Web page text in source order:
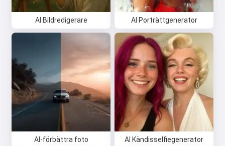
AI Bildredigerare AI Porträttgenerator
AI-förbättra foto AI Kändisselfiegenerator